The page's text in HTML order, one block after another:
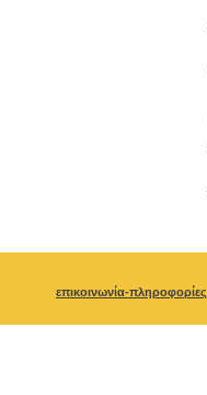
επικοινωνία-πληροφορίες